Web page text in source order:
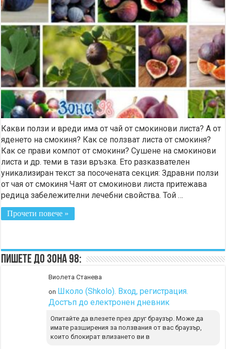
Какви ползи и вреди има от чай от смокинови листа? А от
яденето на смокиня? Как се ползват листа от смокиня?
Как се прави компот от смокини? Сушене на смокинови
листа и др. теми в тази връзка. Ето разказвателен
уникализиран текст за посочената секция: Здравни ползи
от чая от смокиня Чаят от смокинови листа притежава
редица забележителни лечебни свойства. Той …
Прочети повече »
Пишете до Зона 98:
Виолета Станева
on Школо (Shkolo). Вход, регистрация.
Достъп до електронен дневник
Опитайте да влезете през друг браузър. Може да
имате разширения за ползвания от вас браузър,
които блокират влизането ви в